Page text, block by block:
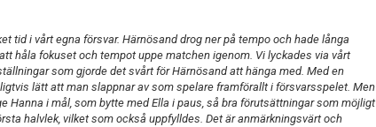
tid i vårt egna försvar. Härnösand drog ner på tempo och hade långa
håla fokuset och tempot uppe matchen igenom. Vi lyckades via vårt
som gjorde det svårt för Härnösand att hänga med. Med en
lätt att man slappnar av som spelare framförallt i försvarsspelet. Men
Hanna i mål, som bytte med Ella i paus, så bra förutsättningar som möjligt
halvlek, vilket som också uppfylldes. Det är anmärkningsvärt och